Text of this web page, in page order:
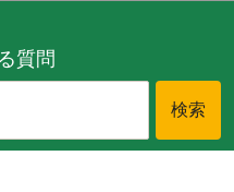
文へ移動
質問